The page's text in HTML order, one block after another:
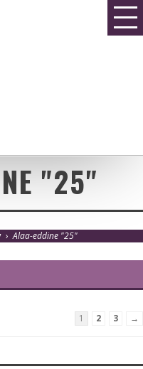
"25"
› Alaa-eddine "25"
1 2 3 →